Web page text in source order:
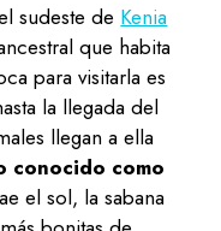
sudeste de Kenia
que habita
para visitarla es
la llegada del
llegan a ella
conocido como
el sol, la sabana